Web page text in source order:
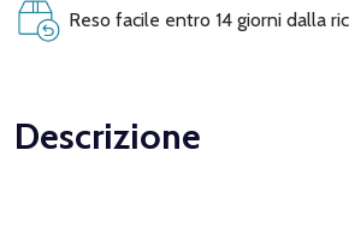
Reso facile entro 14 giorni dalla
Descrizione